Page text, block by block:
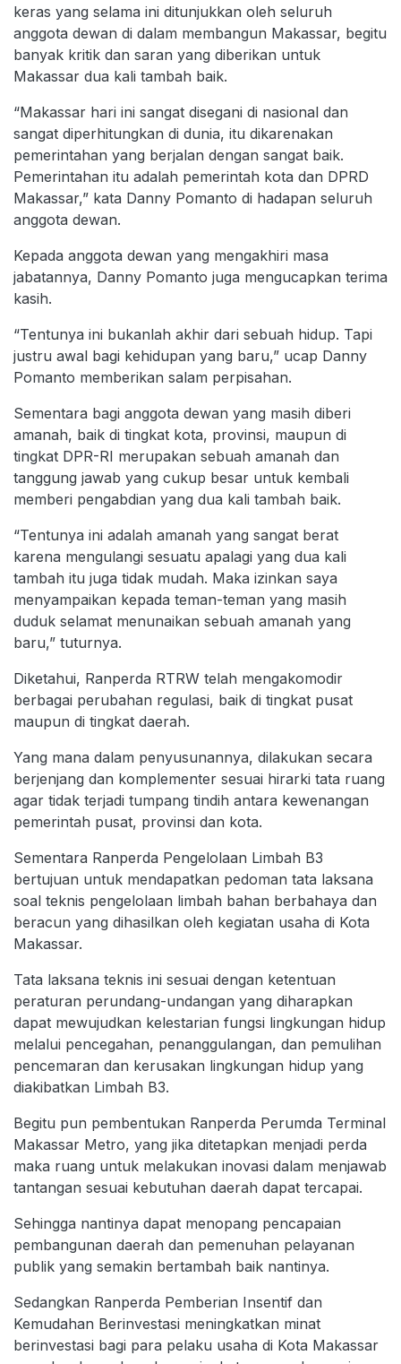
keras yang selama ini ditunjukkan oleh seluruh
anggota dewan di dalam membangun Makassar, begitu
banyak kritik dan saran yang diberikan untuk
Makassar dua kali tambah baik.
“Makassar hari ini sangat disegani di nasional dan
sangat diperhitungkan di dunia, itu dikarenakan
pemerintahan yang berjalan dengan sangat baik.
Pemerintahan itu adalah pemerintah kota dan DPRD
Makassar,” kata Danny Pomanto di hadapan seluruh
anggota dewan.
Kepada anggota dewan yang mengakhiri masa
jabatannya, Danny Pomanto juga mengucapkan terima
kasih.
“Tentunya ini bukanlah akhir dari sebuah hidup. Tapi
justru awal bagi kehidupan yang baru,” ucap Danny
Pomanto memberikan salam perpisahan.
Sementara bagi anggota dewan yang masih diberi
amanah, baik di tingkat kota, provinsi, maupun di
tingkat DPR-RI merupakan sebuah amanah dan
tanggung jawab yang cukup besar untuk kembali
memberi pengabdian yang dua kali tambah baik.
“Tentunya ini adalah amanah yang sangat berat
karena mengulangi sesuatu apalagi yang dua kali
tambah itu juga tidak mudah. Maka izinkan saya
menyampaikan kepada teman-teman yang masih
duduk selamat menunaikan sebuah amanah yang
baru,” tuturnya.
Diketahui, Ranperda RTRW telah mengakomodir
berbagai perubahan regulasi, baik di tingkat pusat
maupun di tingkat daerah.
Yang mana dalam penyusunannya, dilakukan secara
berjenjang dan komplementer sesuai hirarki tata ruang
agar tidak terjadi tumpang tindih antara kewenangan
pemerintah pusat, provinsi dan kota.
Sementara Ranperda Pengelolaan Limbah B3
bertujuan untuk mendapatkan pedoman tata laksana
soal teknis pengelolaan limbah bahan berbahaya dan
beracun yang dihasilkan oleh kegiatan usaha di Kota
Makassar.
Tata laksana teknis ini sesuai dengan ketentuan
peraturan perundang-undangan yang diharapkan
dapat mewujudkan kelestarian fungsi lingkungan hidup
melalui pencegahan, penanggulangan, dan pemulihan
pencemaran dan kerusakan lingkungan hidup yang
diakibatkan Limbah B3.
Begitu pun pembentukan Ranperda Perumda Terminal
Makassar Metro, yang jika ditetapkan menjadi perda
maka ruang untuk melakukan inovasi dalam menjawab
tantangan sesuai kebutuhan daerah dapat tercapai.
Sehingga nantinya dapat menopang pencapaian
pembangunan daerah dan pemenuhan pelayanan
publik yang semakin bertambah baik nantinya.
Sedangkan Ranperda Pemberian Insentif dan
Kemudahan Berinvestasi meningkatkan minat
berinvestasi bagi para pelaku usaha di Kota Makassar